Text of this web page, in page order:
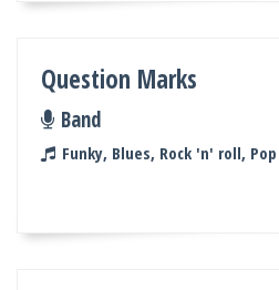
Question Marks
Band
Funky, Blues, Rock 'n' roll, Pop